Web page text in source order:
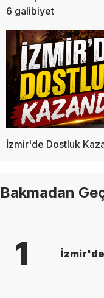
6 galibiyet
İzmir'de Dostluk
Bakmadan
1 İzmir'de